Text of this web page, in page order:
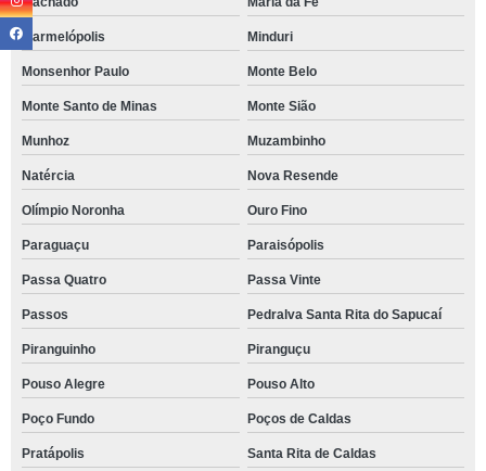
Marmelópolis Minduri
Monsenhor Paulo Monte Belo
Monte Santo de Minas Monte Sião
Munhoz Muzambinho
Natércia Nova Resende
Olímpio Noronha Ouro Fino
Paraguaçu Paraisópolis
Passa Quatro Passa Vinte
Passos Pedralva Santa Rita do Sapucaí
Piranguinho Piranguçu
Pouso Alegre Pouso Alto
Poço Fundo Poços de Caldas
Pratápolis Santa Rita de Caldas